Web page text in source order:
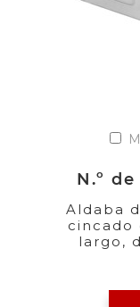
N.º
Aldaba
cincado
largo,